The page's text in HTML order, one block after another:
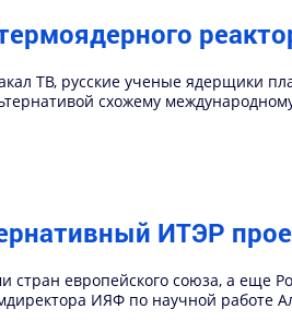
ТВ, русские ученые ядерщики
схожему
ИТЭР
европейского союза, а
ИЯФ по научной работе